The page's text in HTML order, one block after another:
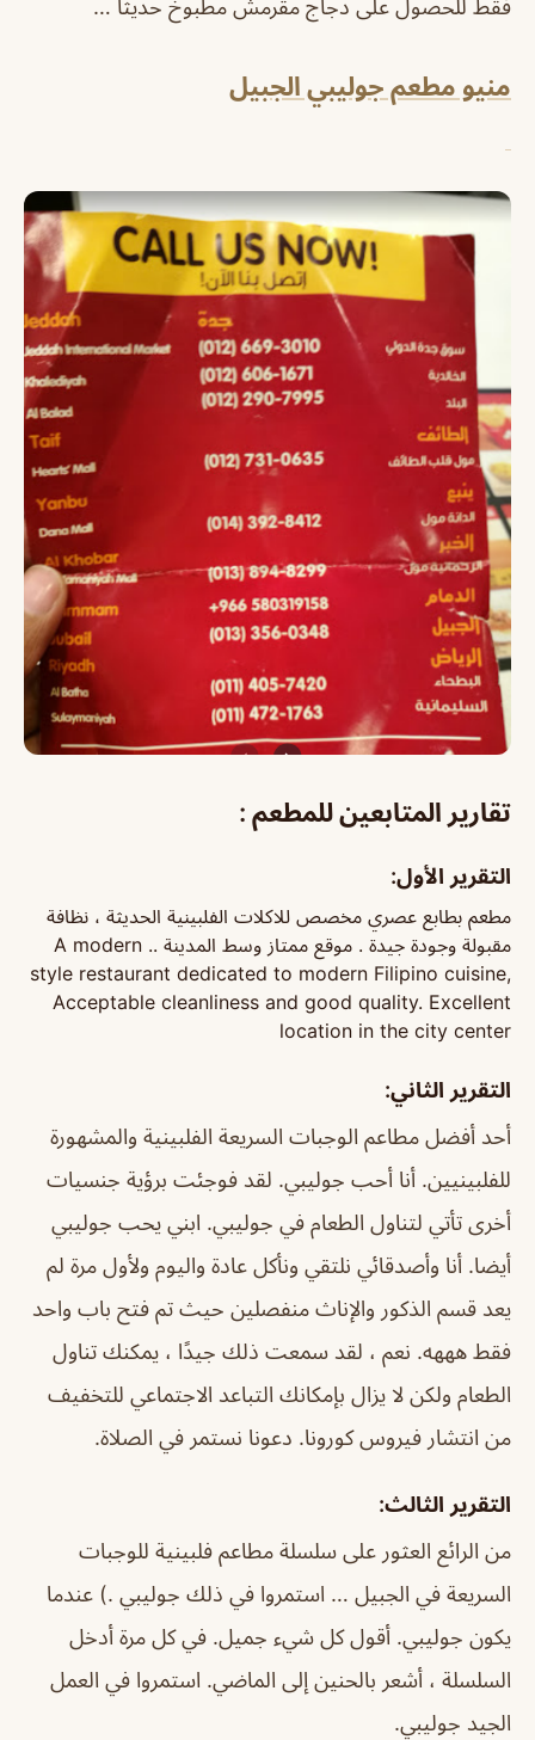
فقط للحصول على دجاج مقرمش مطبوخ حديثًا …
منيو مطعم جوليبي الجبيل
تقارير المتابعين للمطعم :
التقرير الأول:
مطعم بطابع عصري مخصص للاكلات الفلبينية الحديثة ، نظافة
مقبولة وجودة جيدة . موقع ممتاز وسط المدينة .. A modern
style restaurant dedicated to modern Filipino cuisine,
Acceptable cleanliness and good quality. Excellent
location in the city center
التقرير الثاني:
أحد أفضل مطاعم الوجبات السريعة الفلبينية والمشهورة
للفلبينيين. أنا أحب جوليبي. لقد فوجئت برؤية جنسيات
أخرى تأتي لتناول الطعام في جوليبي. ابني يحب جوليبي
أيضا. أنا وأصدقائي نلتقي ونأكل عادة واليوم ولأول مرة لم
يعد قسم الذكور والإناث منفصلين حيث تم فتح باب واحد
فقط هههه. نعم ، لقد سمعت ذلك جيدًا ، يمكنك تناول
الطعام ولكن لا يزال بإمكانك التباعد الاجتماعي للتخفيف
من انتشار فيروس كورونا. دعونا نستمر في الصلاة.
التقرير الثالث:
من الرائع العثور على سلسلة مطاعم فلبينية للوجبات
السريعة في الجبيل … استمروا في ذلك جوليبي .) عندما
يكون جوليبي. أقول كل شيء جميل. في كل مرة أدخل
السلسلة ، أشعر بالحنين إلى الماضي. استمروا في العمل
الجيد جوليبي.